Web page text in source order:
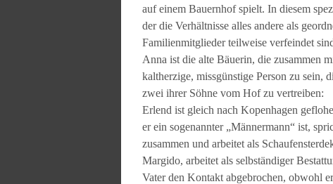
auf einem Bauernhof spielt. In diesem
der die Verhältnisse alles andere als
Familienmitglieder teilweise verfeindet
Anna ist die alte Bäuerin, die zusammen
kaltherzige, missgünstige Person zu sein,
zwei ihrer Söhne vom Hof zu vertreiben:
Erlend ist gleich nach Kopenhagen
er ein sogenannter „Männermann“ ist,
zusammen und arbeitet als
Margido, arbeitet als selbständiger
Vater den Kontakt abgebrochen, obwohl